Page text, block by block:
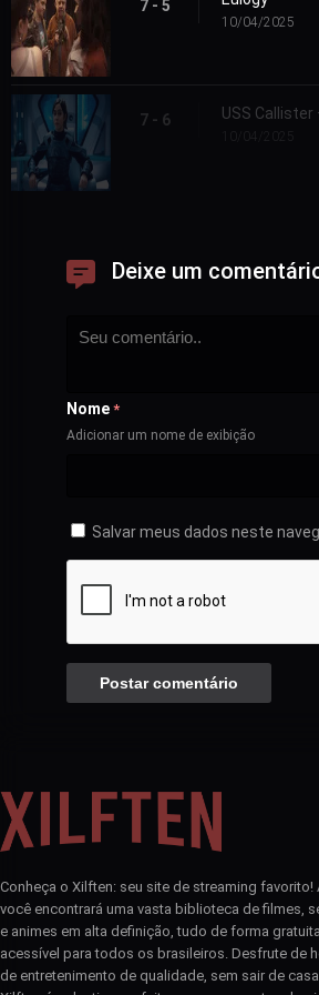
7 - 5
10/04/2025
7 - 6 USS
Deixe um
Nome *
Adicionar um nome de exibição
Salvar meus dados neste
Conheça o Xilften: seu site de streaming favorito!
você encontrará uma vasta biblioteca de filmes,
e animes em alta definição, tudo de forma
acessível para todos os brasileiros. Desfrute de
de entretenimento de qualidade, sem sair de